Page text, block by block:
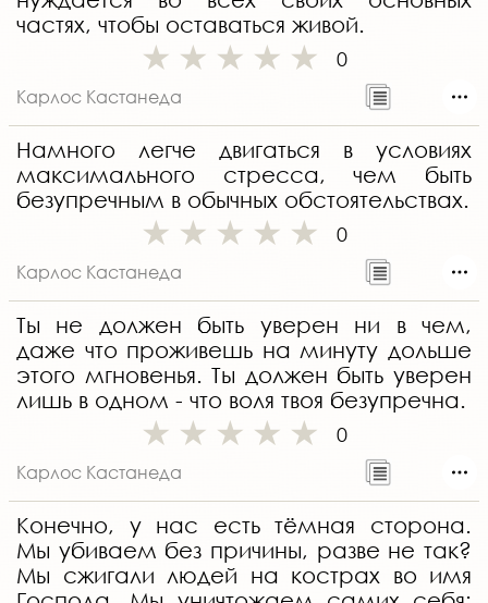
частях, чтобы оставаться живой.
0
Карлос Кастанеда
Намного легче двигаться в условиях
максимального стресса, чем быть
безупречным в обычных обстоятельствах.
0
Карлос Кастанеда
Ты не должен быть уверен ни в чем,
даже что проживешь на минуту дольше
этого мгновенья. Ты должен быть уверен
лишь в одном - что воля твоя безупречна.
0
Карлос Кастанеда
Конечно, у нас есть тёмная сторона.
Мы убиваем без причины, разве не так?
Мы сжигали людей на кострах во имя